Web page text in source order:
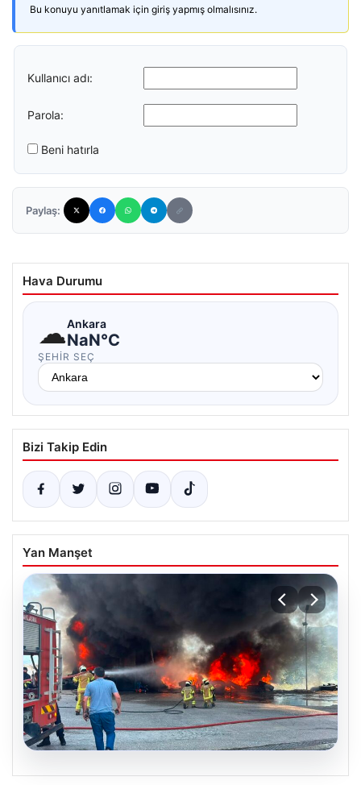
Bu konuyu yanıtlamak için giriş yapmış olmalısınız.
Kullanıcı adı:
Parola:
Beni hatırla
Paylaş:
Hava Durumu
☁Ankara
NaN°C
ŞEHIR SEÇ
Bizi Takip Edin
Yan Manşet
06.08.2026